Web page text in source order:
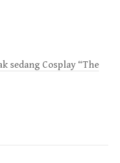
sedang Cosplay “The